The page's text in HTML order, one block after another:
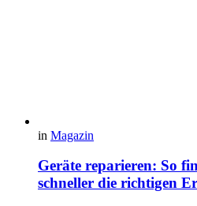
in Magazin
Geräte reparieren: So
schneller die richtigen